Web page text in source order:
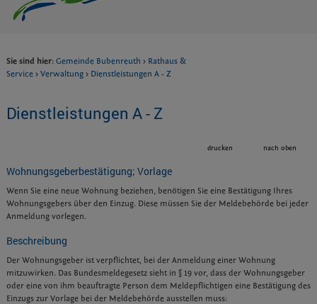
Sie sind hier: Gemeinde Bubenreuth > Rathaus &
Service > Verwaltung > Dienstleistungen A - Z
Dienstleistungen A - Z
drucken nach oben
Wohnungsgeberbestätigung; Vorlage
Wenn Sie eine neue Wohnung beziehen, benötigen Sie eine Bestätigung Ihres
Wohnungsgebers über den Einzug. Diese müssen Sie der Meldebehörde bei jeder
Anmeldung vorlegen.
Beschreibung
Der Wohnungsgeber ist verpflichtet, bei der Anmeldung einer Wohnung
mitzuwirken. Das Bundesmeldegesetz sieht in § 19 vor, dass der Wohnungsgeber
oder eine von ihm beauftragte Person dem Meldepflichtigen eine Bestätigung des
Einzugs zur Vorlage bei der Meldebehörde ausstellen muss: